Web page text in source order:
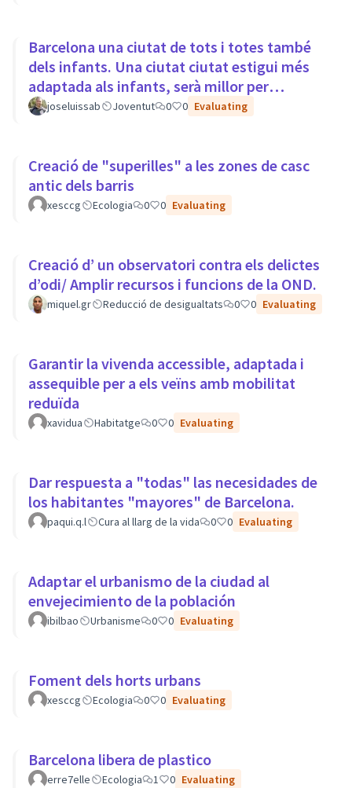
Barcelona una ciutat de tots i totes també
dels infants. Una ciutat ciutat estigui més
adaptada als infants, serà millor per
tothom.
joseluissab Joventut 0 0 Evaluating
Creació de "superilles" a les zones de casc
antic dels barris
xesccg Ecologia 0 0 Evaluating
Creació d’ un observatori contra els delictes
d’odi/ Amplir recursos i funcions de la OND.
miquel.gr Reducció de desigualtats 0 0 Evaluating
Garantir la vivenda accessible, adaptada i
assequible per a els veïns amb mobilitat
reduïda
xavidua Habitatge 0 0 Evaluating
Dar respuesta a "todas" las necesidades de
los habitantes "mayores" de Barcelona.
paqui.q.l Cura al llarg de la vida 0 0 Evaluating
Adaptar el urbanismo de la ciudad al
envejecimiento de la población
ibilbao Urbanisme 0 0 Evaluating
Foment dels horts urbans
xesccg Ecologia 0 0 Evaluating
Barcelona libera de plastico
erre7elle Ecologia 1 0 Evaluating